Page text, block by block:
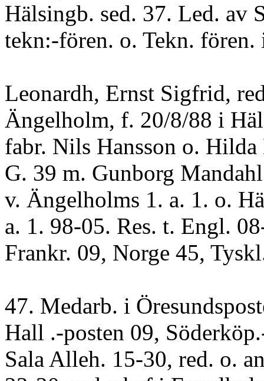
Hälsingb. sed. 37. Led. av
tekn:-fören. o. Tekn.
Leonardh, Ernst Sigfrid,
Ängelholm, f. 20/8/88 i
fabr. Nils Hansson o.
G. 39 m. Gunborg
v. Ängelholms 1. a. 1. o.
a. 1. 98-05. Res. t. Engl.
Frankr. 09, Norge 45,
47. Medarb. i
Hall .-posten 09,
Sala Alleh. 15-30, red. o.